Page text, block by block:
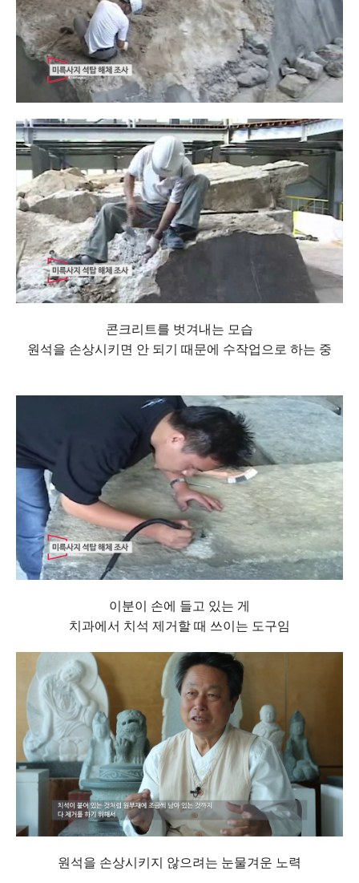
콘크리트를 벗겨내는 모습
원석을 손상시키면 안 되기 때문에 수작업으로 하는 중
이분이 손에 들고 있는 게
치과에서 치석 제거할 때 쓰이는 도구임
원석을 손상시키지 않으려는 눈물겨운 노력